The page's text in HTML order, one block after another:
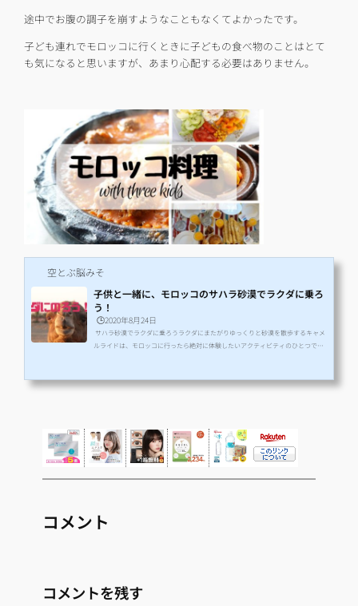
途中でお腹の調子を崩すようなこともなくてよかったです。
子ども連れでモロッコに行くときに子どもの食べ物のことはとて
も気になると思いますが、あまり心配する必要はありません。
空とぶ脳みそ
子供と一緒に、モロッコのサハラ砂漠でラクダに乗ろ
う！
🕒️2020年8月24日
サハラ砂漠でラクダに乗ろうラクダにまたがりゆっくりと砂漠を散歩するキャメ
ルライドは、モロッコに行ったら絶対に体験したいアクティビティのひとつで
たので、その魅力と注意点についてお伝えします！ 小さい子は乗れる？ラクダは
コメント
コメントを残す